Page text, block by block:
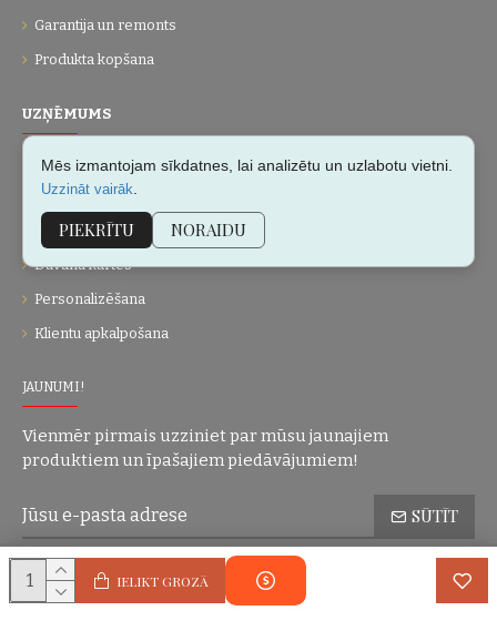
IELIKT GROZĀ
Garantija un remonts
Produkta kopšana
UZŅĒMUMS
Par mums
Kontakti
Vietnes karte
Dāvanu kartes
Personalizēšana
Klientu apkalpošana
JAUNUMI!
Vienmēr pirmais uzziniet par mūsu jaunajiem
produktiem un īpašajiem piedāvājumiem!
SŪTĪT
Esmu iepazinies(-usies) ar sadaļu Konfidencialitātes politika
piekrītu visiem minētajiem noteikumiem
Mēs izmantojam sīkdatnes, lai analizētu un uzlabotu vietni.
Uzzināt vairāk
PIEKRĪTU NORAIDU